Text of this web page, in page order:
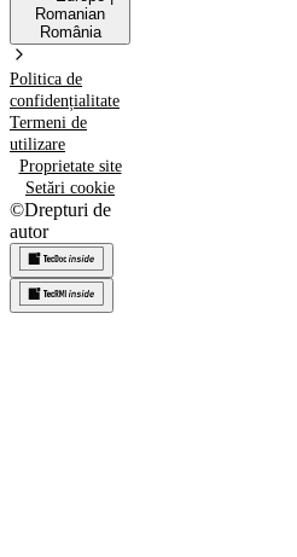
Romanian
România
Politica de
confidențialitate
Termeni de
utilizare
Proprietate site
Setări cookie
©Drepturi de
autor